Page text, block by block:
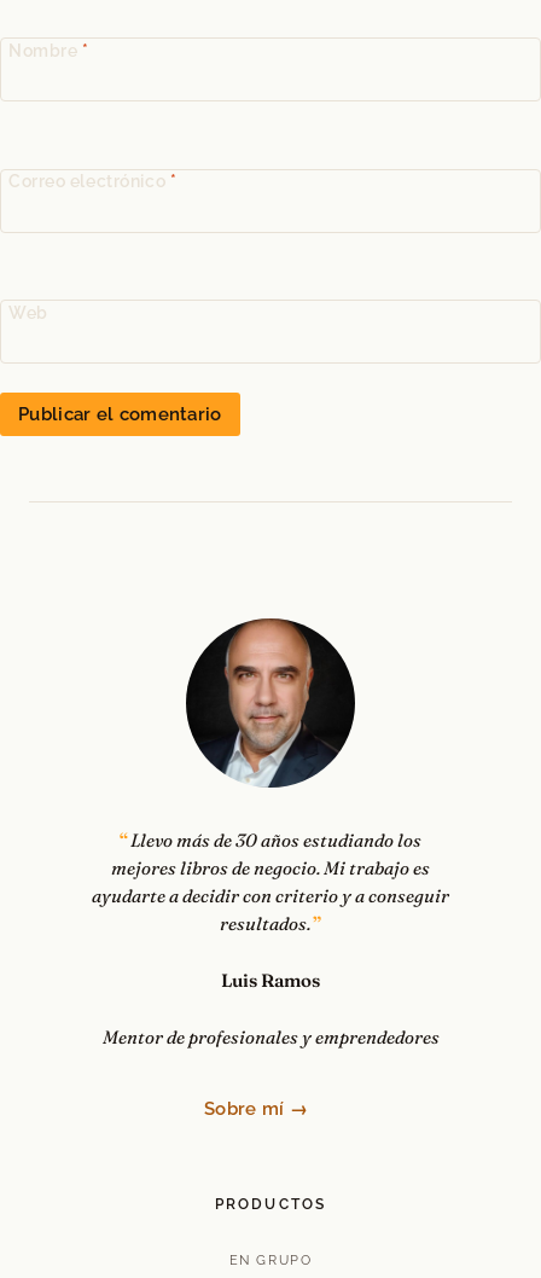
Nombre *
Correo electrónico *
Web
Llevo más de 30 años estudiando los
mejores libros de negocio. Mi trabajo es
ayudarte a decidir con criterio y a conseguir
resultados.
Luis Ramos
Mentor de profesionales y emprendedores
Sobre mí →
PRODUCTOS
EN GRUPO